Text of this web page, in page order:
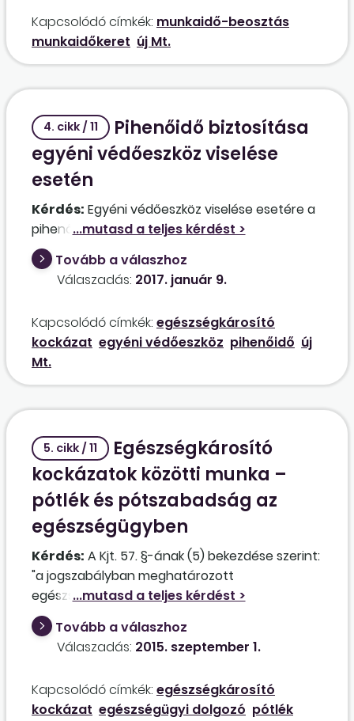
mindenki más heti 40 órás.
Kapcsolódó címkék: munkaidő-beosztás
munkaidőkeret új Mt.
4. cikk / 11
Pihenőidő biztosítása
egyéni védőeszköz viselése
esetén
Kérdés: Egyéni védőeszköz viselése esetére a
pihenőidőt melyik törvény határozza meg?
Tovább a válaszhoz
Válaszadás: 2017. január 9.
Kapcsolódó címkék: egészségkárosító
kockázat egyéni védőeszköz pihenőidő új
Mt.
5. cikk / 11
Egészségkárosító
kockázatok közötti munka –
pótlék és pótszabadság az
egészségügyben
Kérdés: A Kjt. 57. §-ának (5) bekezdése szerint:
"a jogszabályban meghatározott
egészségkárosító kockázatok között a
munkahelyen eltöltött napi munkaidőtől
függetlenül az (5) bekezdésben
meghatározott pótszabadság megilleti azt a
egészségkárosító kockázatnak kitett
munkakörben foglalkoztatnak, feltéve hogy az
Tovább a válaszhoz
Válaszadás: 2015. szeptember 1.
Kapcsolódó címkék: egészségkárosító
kockázat egészségügyi dolgozó pótlék